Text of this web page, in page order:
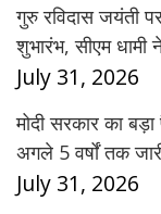
गुरु रविदास जयंती
शुभारंभ, सीएम धामी
July 31, 2026
मोदी सरकार का
अगले 5 वर्षों तक
July 31, 2026